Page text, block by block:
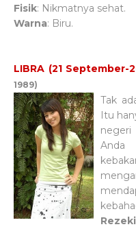
Fisik: Nikmatnya sehat.
Warna: Biru.
LIBRA (21 September-
1989)
Tak
Itu
Rezeki